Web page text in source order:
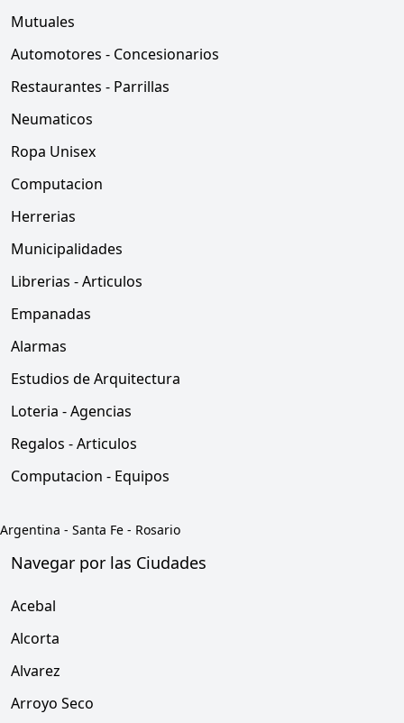
Mutuales
Automotores - Concesionarios
Restaurantes - Parrillas
Neumaticos
Ropa Unisex
Computacion
Herrerias
Municipalidades
Librerias - Articulos
Empanadas
Alarmas
Estudios de Arquitectura
Loteria - Agencias
Regalos - Articulos
Computacion - Equipos
Argentina - Santa Fe - Rosario
Navegar por las Ciudades
Acebal
Alcorta
Alvarez
Arroyo Seco